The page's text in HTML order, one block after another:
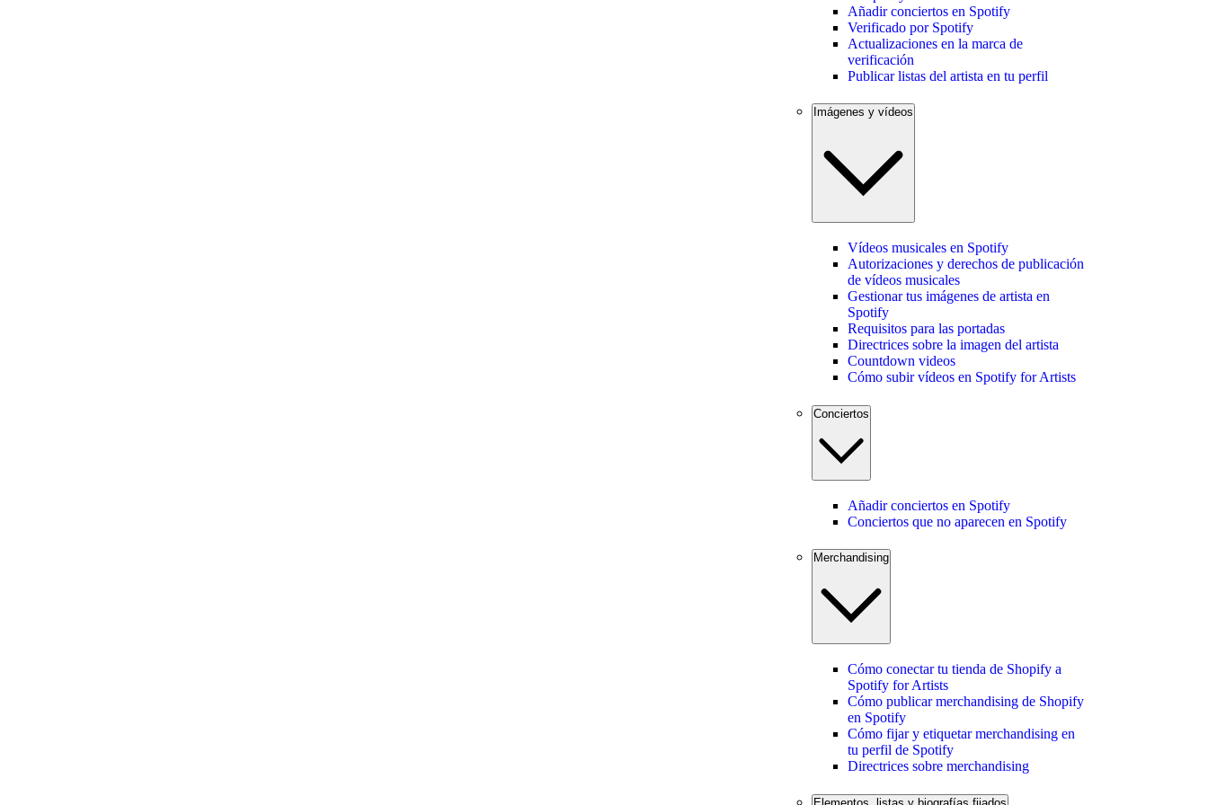
Añadir conciertos en Spotify
Verificado por Spotify
Actualizaciones en la marca de
verificación
Publicar listas del artista en tu perfil
Imágenes y vídeos
Vídeos musicales en Spotify
Autorizaciones y derechos de publicación
de vídeos musicales
Gestionar tus imágenes de artista en
Spotify
Requisitos para las portadas
Directrices sobre la imagen del artista
Countdown videos
Cómo subir vídeos en Spotify for Artists
Conciertos
Añadir conciertos en Spotify
Conciertos que no aparecen en Spotify
Merchandising
Cómo conectar tu tienda de Shopify a
Spotify for Artists
Cómo publicar merchandising de Shopify
en Spotify
Cómo fijar y etiquetar merchandising en
tu perfil de Spotify
Directrices sobre merchandising